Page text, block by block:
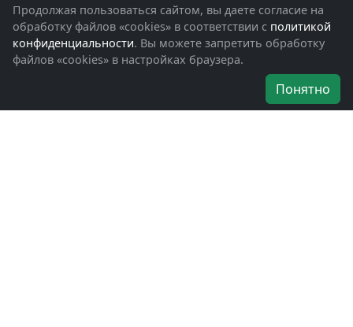
Фотоальбомы
Обращения граждан
Помощь участникам СВО и их семьям
Об организации
Наши награды
Продолжая пользоваться сайтом, вы даете согласие на
обработку файлов «cookies» в соответствии с политикой
конфиденциальности. Вы можете запретить обработку
файлов «cookies» в настройках браузера.
Понятно